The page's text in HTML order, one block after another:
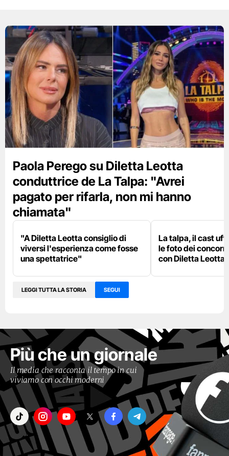
Paola Perego su Diletta Leotta
conduttrice de La Talpa: "Avrei
pagato per rifarla, non mi hanno
chiamata"
"A Diletta Leotta consiglio di
viversi l'esperienza come fosse
una spettatrice"
La talpa, il cast
le foto dei
con Diletta Leotta
LEGGI TUTTA LA STORIA SEGUI
Più che un giornale
Il media che racconta il tempo in cui
viviamo con occhi moderni